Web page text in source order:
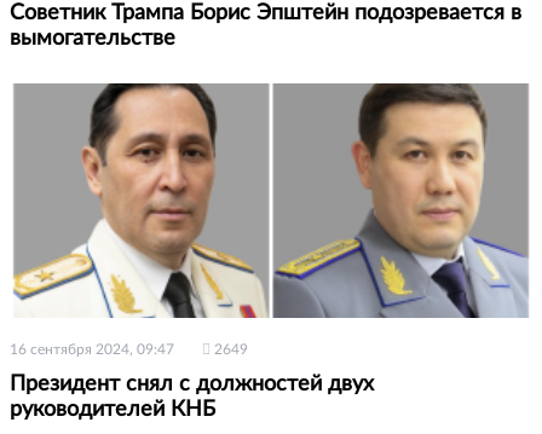
Советник Трампа Борис Эпштейн подозревается в
вымогательстве
16 сентября 2024, 09:47 2649
Президент снял с должностей двух
руководителей КНБ